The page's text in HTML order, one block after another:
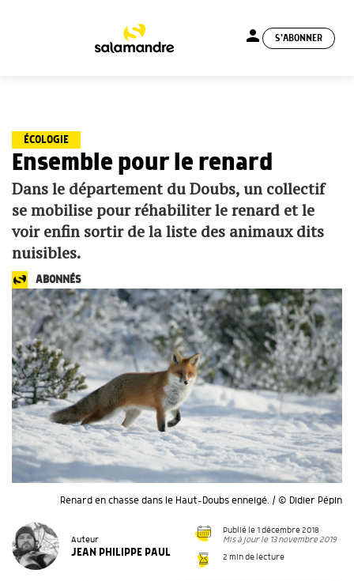
person S'ABONNER
ÉCOLOGIE
Ensemble pour le renard
Dans le département du Doubs, un collectif
se mobilise pour réhabiliter le renard et le
voir enfin sortir de la liste des animaux dits
nuisibles.
ABONNÉS
Renard en chasse dans le Haut-Doubs enneigé. / © Didier Pépin
Auteur
JEAN PHILIPPE PAUL
Publié le 1 décembre 2018
Mis à jour le 13 novembre 2019
2 min de lecture